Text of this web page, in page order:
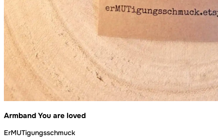
Armband You are loved
ErMUTigungsschmuck